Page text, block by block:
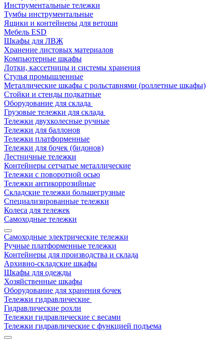
Инструментальные тележки
Тумбы инструментальные
Ящики и контейнеры для ветоши
Мебель ESD
Шкафы для ЛВЖ
Хранение листовых материалов
Компьютерные шкафы
Лотки, кассетницы и системы хранения
Стулья промышленные
Металлические шкафы с рольставнями (роллетные шкафы)
Стойки и стенды подкатные
Оборудование для склада
Грузовые тележки для склада
Тележки двухколесные ручные
Тележки для баллонов
Тележки платформенные
Тележки для бочек (бидонов)
Лестничные тележки
Контейнеры сетчатые металлические
Тележки с поворотной осью
Тележки антикоррозийные
Складские тележки большегрузные
Специализированные тележки
Колеса для тележек
Самоходные тележки
Самоходные электрические тележки
Ручные платформенные тележки
Контейнеры для производства и склада
Архивно-складские шкафы
Шкафы для одежды
Хозяйственные шкафы
Оборудование для хранения бочек
Тележки гидравлические
Гидравлические рохли
Тележки гидравлические с весами
Тележки гидравлические с функцией подъема